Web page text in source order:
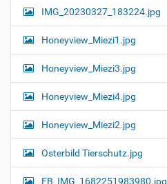
IMG_20230327_183224.jpg
Honeyview_Miezi1.jpg
Honeyview_Miezi3.jpg
Honeyview_Miezi4.jpg
Honeyview_Miezi2.jpg
Osterbild Tierschutz.jpg
FB_IMG_1682251983980.jpg